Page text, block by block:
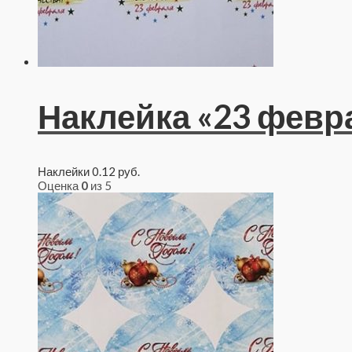
Наклейка «23
Наклейки0.12 руб.
Оценка 0 из 5